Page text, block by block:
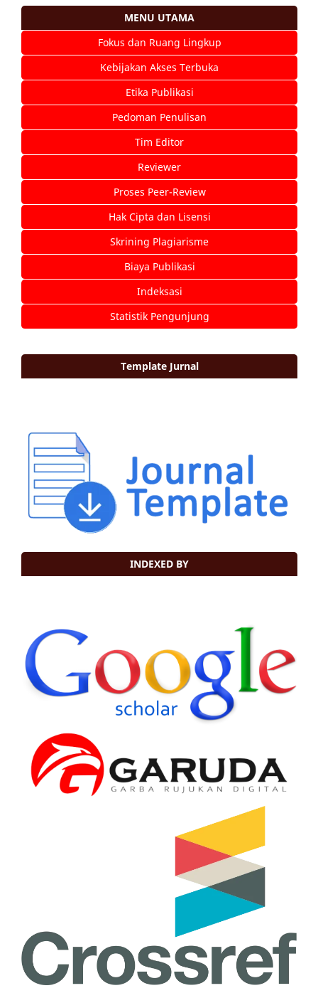
MENU UTAMA
Fokus dan Ruang Lingkup
Kebijakan Akses Terbuka
Etika Publikasi
Pedoman Penulisan
Tim Editor
Reviewer
Proses Peer-Review
Hak Cipta dan Lisensi
Skrining Plagiarisme
Biaya Publikasi
Indeksasi
Statistik Pengunjung
Template Jurnal
INDEXED BY